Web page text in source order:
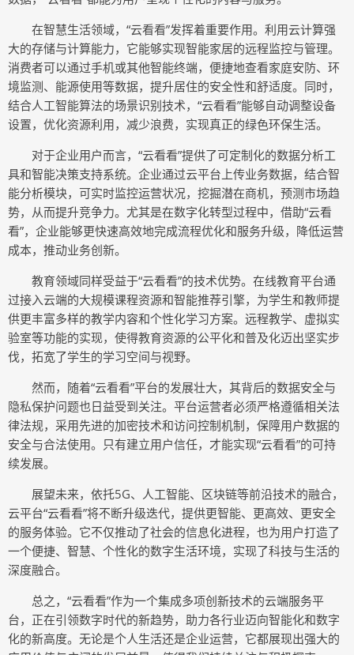
在智慧生活领域，“云看看”发挥着重要作用。利用云计算强
大的存储与计算能力，它能够实现智能家居的远程监控与管理。
消费者可以通过手机或其他智能终端，便捷地查看家庭安防、环
境监测、能源使用等数据，提升居住的安全性和舒适度。同时，
结合人工智能算法的场景识别技术，“云看看”能够自动调整设备
设置，优化资源利用，减少浪费，实现真正的绿色环保生活。
对于企业用户而言，“云看看”提供了可定制化的数据分析工
具和智能决策支持系统。企业通过云平台上传业务数据，结合智
能分析模块，可实时监控运营状况，挖掘潜在商机，预测市场趋
势，从而提升竞争力。尤其是在数字化转型过程中，借助“云看
看”，企业能够更快速高效地完成流程优化和服务升级，降低运营
成本，推动业务创新。
教育领域同样受益于“云看看”的技术优势。在线教育平台通
过接入云端的大规模课程资源和智能推荐引擎，为学生和教师提
供更丰富多样的教学内容和个性化学习方案。远程教学、虚拟实
验室等功能的实现，使得教育资源的公平化和普及化迈出坚实步
伐，拓宽了学生的学习空间与视野。
然而，随着“云看看”平台的发展壮大，其背后的数据安全与
隐私保护问题也日益受到关注。平台运营者必须严格遵循相关法
律法规，采用先进的加密技术和访问控制机制，保障用户数据的
安全与合法使用。只有建立用户信任，才能实现“云看看”的可持
续发展。
展望未来，依托5G、人工智能、区块链等前沿技术的融合，
云平台“云看看”将不断升级迭代，提供更智能、更高效、更安全
的服务体验。它不仅推动了社会的信息化进程，也为用户打造了
一个便捷、智慧、个性化的数字生活环境，实现了科技与生活的
深度融合。
总之，“云看看”作为一个集成多项创新技术的云端服务平
台，正在引领数字时代的新趋势，助力各行业迈向智能化和数字
化的新高度。无论是个人生活还是企业运营，它都展现出强大的